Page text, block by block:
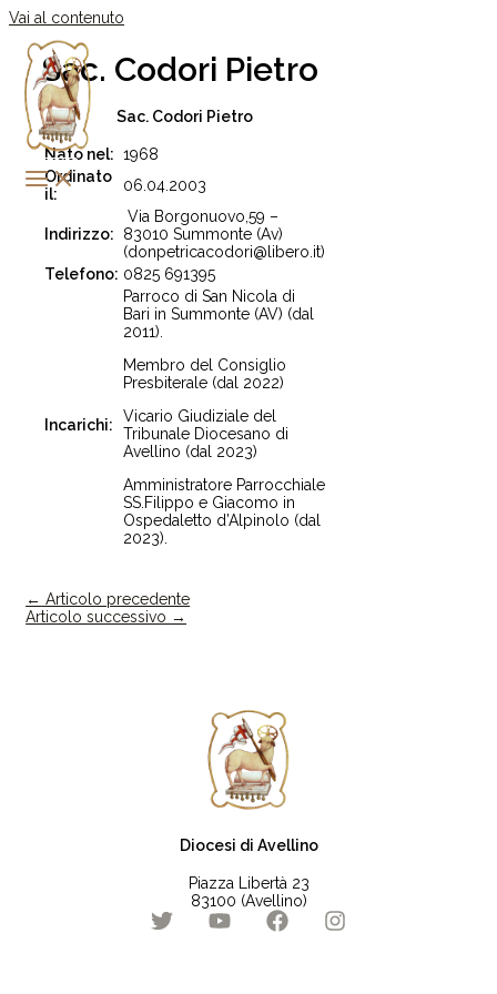
Vai al contenuto
Sac. Codori Pietro
Sac. Codori Pietro
Nato nel: 1968
Ordinato
il:
06.04.2003
Indirizzo:
Via Borgonuovo,59 –
83010 Summonte (Av)
(donpetricacodori@libero.it)
Telefono: 0825 691395
Incarichi:
Parroco di San Nicola di
Bari in Summonte (AV) (dal
2011).
Membro del Consiglio
Presbiterale (dal 2022)
Vicario Giudiziale del
Tribunale Diocesano di
Avellino (dal 2023)
Amministratore Parrocchiale
SS.Filippo e Giacomo in
Ospedaletto d’Alpinolo (dal
2023).
← Articolo precedente
Articolo successivo →
Diocesi di Avellino
Piazza Libertà 23
83100 (Avellino)